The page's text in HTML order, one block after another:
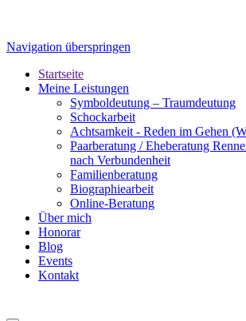
Navigation überspringen
Startseite
Meine Leistungen
Symboldeutung – Traumdeutung
Schockarbeit
Achtsamkeit - Reden im Gehen
Paarberatung / Eheberatung
nach Verbundenheit
Familienberatung
Biographiearbeit
Online-Beratung
Über mich
Honorar
Blog
Events
Kontakt